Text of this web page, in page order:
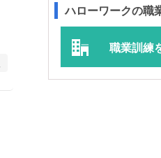
ハローワークの職
職業訓練